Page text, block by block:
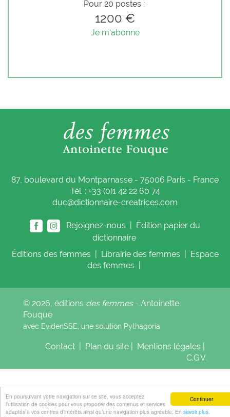
Continuer
En poursuivant votre navigation sur ce site, vous acceptez
l’utilisation de cookies pour vous proposer des contenus et services
adaptés à vos centres d’intérêts ainsi qu’une navigation plus agréable. En savoir plus.
Pour 20 postes :
1200 €
Je m'abonne
87, boulevard du Montparnasse - 75006 Paris - France
Tél. : +33 (0)1 42 22 60 74
duc@dictionnaire-creatrices.com
Rejoignez-nous |
Édition papier du
dictionnaire
Éditions des femmes Librairie des femmes
Espace
des femmes
© 2026, éditions des femmes- Antoinette
Fouque
avec EvidenSSE, une solution Pythagoria
Contact Plan du site Mentions légales
C.G.V.